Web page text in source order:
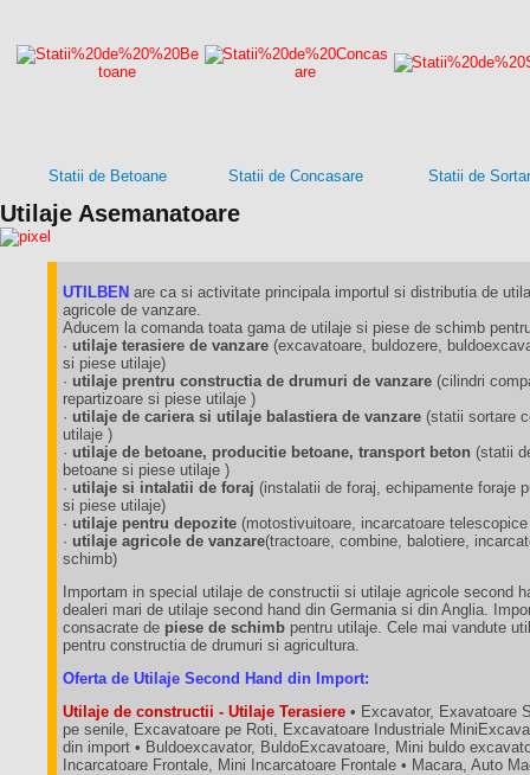
Statii de Betoane Statii de Concasare Statii de
Utilaje Asemanatoare
UTILBEN are ca si activitate principala importul si distributia de
agricole de vanzare.
Aducem la comanda toata gama de utilaje si piese de schimb
· utilaje terasiere de vanzare (excavatoare, buldozere,
si piese utilaje)
· utilaje prentru constructia de drumuri de vanzare (cilindri
repartizoare si piese utilaje )
· utilaje de cariera si utilaje balastiera de vanzare (statii sortare
utilaje )
· utilaje de betoane, producitie betoane, transport beton (statii
betoane si piese utilaje )
· utilaje si intalatii de foraj (instalatii de foraj, echipamente foraje
si piese utilaje)
· utilaje pentru depozite (motostivuitoare, incarcatoare
· utilaje agricole de vanzare(tractoare, combine, balotiere,
schimb)
Importam in special utilaje de constructii si utilaje agricole second
dealeri mari de utilaje second hand din Germania si din Anglia.
consacrate de piese de schimb pentru utilaje. Cele mai vandute
pentru constructia de drumuri si agricultura.
Oferta de Utilaje Second Hand din Import:
Utilaje de constructii - Utilaje Terasiere • Excavator, Exavatoare
pe senile, Excavatoare pe Roti, Excavatoare Industriale
din import • Buldoexcavator, BuldoExcavatoare, Mini buldo
Incarcatoare Frontale, Mini Incarcatoare Frontale • Macara, Auto